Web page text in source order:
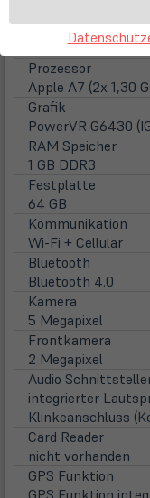
LED
Prozessor
Apple A7 (2x 1,30
Grafik
PowerVR G6430
RAM Speicher
1 GB DDR3
Festplatte
64 GB
Kommunikation
Wi-Fi + Cellular
Bluetooth
Bluetooth 4.0
Kamera
5 Megapixel
Frontkamera
2 Megapixel
Audio
integrierter
Klinkeanschluss
Card Reader
nicht vorhanden
GPS Funktion
GPS Funktion